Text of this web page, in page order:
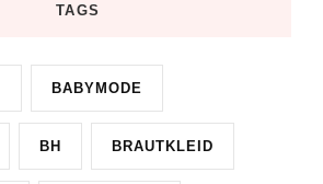
TAGS
BABYMODE
BH BRAUTKLEID